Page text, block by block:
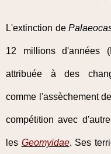
L'extinction de
12 millions d'années
attribuée à des
comme l'assèchement
compétition avec
les Geomyidae. Ses